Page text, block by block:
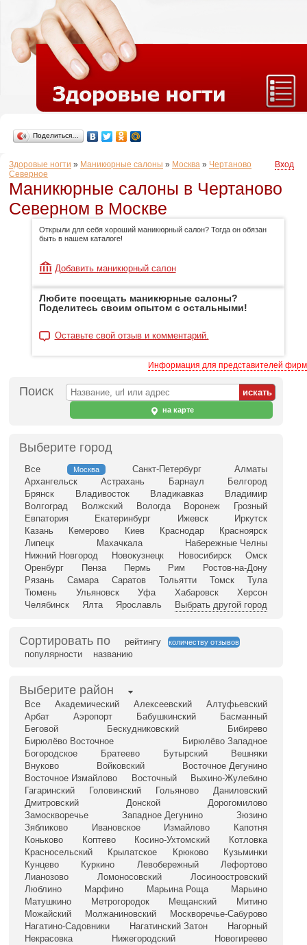
Поделиться…
Здоровые ногти » Маникюрные салоны » Москва » Чертаново
Северное
Вход
Маникюрные салоны в Чертаново
Северном в Москве
Открыли для себя хороший маникюрный салон? Тогда он обязан
быть в нашем каталоге!
Добавить маникюрный салон
Любите посещать маникюрные салоны?
Поделитесь своим опытом с остальными!
Оставьте свой отзыв и комментарий.
Информация для представителей фирм
Поиск
на карте
Выберите город
Все Москва Санкт-Петербург
Алматы
Архангельск
Астрахань Барнаул
Белгород
Брянск
Владивосток Владикавказ
Владимир
Волгоград
Волжский Вологда Воронеж
Грозный
Евпатория
Екатеринбург Ижевск
Иркутск
Казань
Кемерово Киев Краснодар
Красноярск
Липецк
Махачкала
Набережные Челны
Нижний Новгород
Новокузнецк Новосибирск
Омск
Оренбург
Пенза Пермь Рим
Ростов-на-Дону
Рязань
Самара Саратов Тольятти Томск
Тула
Тюмень
Ульяновск Уфа Хабаровск
Херсон
Челябинск
Ялта Ярославль Выбрать другой город
Сортировать по рейтингу количеству отзывов
популярности названию
Выберите район
Все Академический Алексеевский
Алтуфьевский
Арбат
Аэропорт Бабушкинский
Басманный
Беговой
Бескудниковский
Бибирево
Бирюлёво Восточное
Бирюлёво Западное
Богородское
Братеево Бутырский
Вешняки
Внуково
Войковский
Восточное Дегунино
Восточное Измайлово
Восточный
Выхино-Жулебино
Гагаринский
Головинский Гольяново
Даниловский
Дмитровский
Донской
Дорогомилово
Замоскворечье
Западное Дегунино
Зюзино
Зябликово
Ивановское Измайлово
Капотня
Коньково
Коптево Косино-Ухтомский
Котловка
Красносельский
Крылатское Крюково
Кузьминки
Кунцево
Куркино Левобережный
Лефортово
Лианозово
Ломоносовский
Лосиноостровский
Люблино
Марфино Марьина Роща
Марьино
Матушкино
Метрогородок Мещанский
Митино
Можайский
Молжаниновский
Москворечье-Сабурово
Нагатино-Садовники
Нагатинский Затон
Нагорный
Некрасовка
Нижегородский
Новогиреево